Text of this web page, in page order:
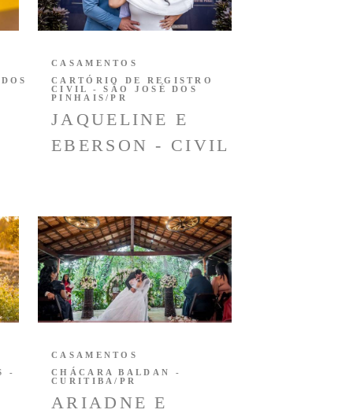
JAQUELINE E
EBERSON - CIVIL
CASAMENTOS
CARTÓRIO DE REGISTRO
CIVIL - SÃO JOSÉ DOS
PINHAIS/PR
-
ARIADNE E
CASAMENTOS
CHÁCARA BALDAN -
CURITIBA/PR